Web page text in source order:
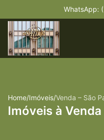
WhatsApp:
Home/Imóveis/Venda – São
Imóveis à